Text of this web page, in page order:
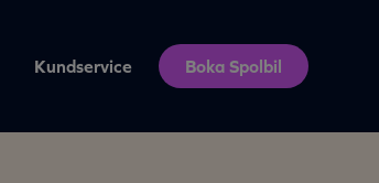
Kundservice Boka Spolbil